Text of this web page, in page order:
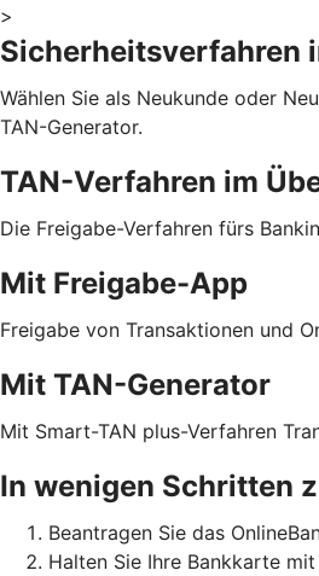
>
Sicherheitsverfahren
Wählen Sie als Neukunde oder
TAN-Generator.
TAN-Verfahren im
Die Freigabe-Verfahren fürs
Mit Freigabe-App
Freigabe von Transaktionen und
Mit TAN-Generator
Mit Smart-TAN plus-Verfahren
In wenigen Schritten
Beantragen Sie das
Halten Sie Ihre Bankkarte